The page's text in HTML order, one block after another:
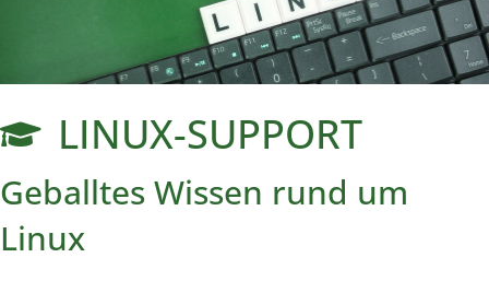
LINUX-SUPPORTLINUX-SUPPORT
Geballtes Wissen rund um
Linux